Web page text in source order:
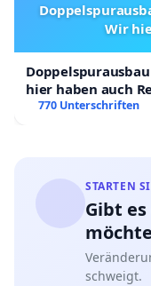
Wir
hier haben auch
770 Unterschriften
STARTEN
Gibt
schweigt.